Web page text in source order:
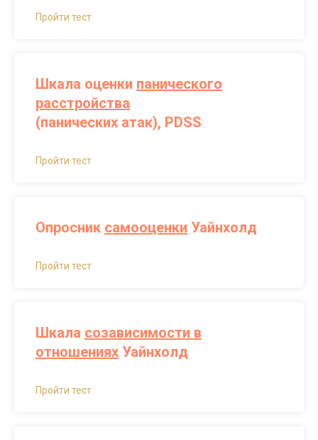
Пройти тест
Шкала оценки панического
расстройства
(панических атак), PDSS
Пройти тест
Опросник самооценки Уайнхолд
Пройти тест
Шкала созависимости в
отношениях Уайнхолд
Пройти тест